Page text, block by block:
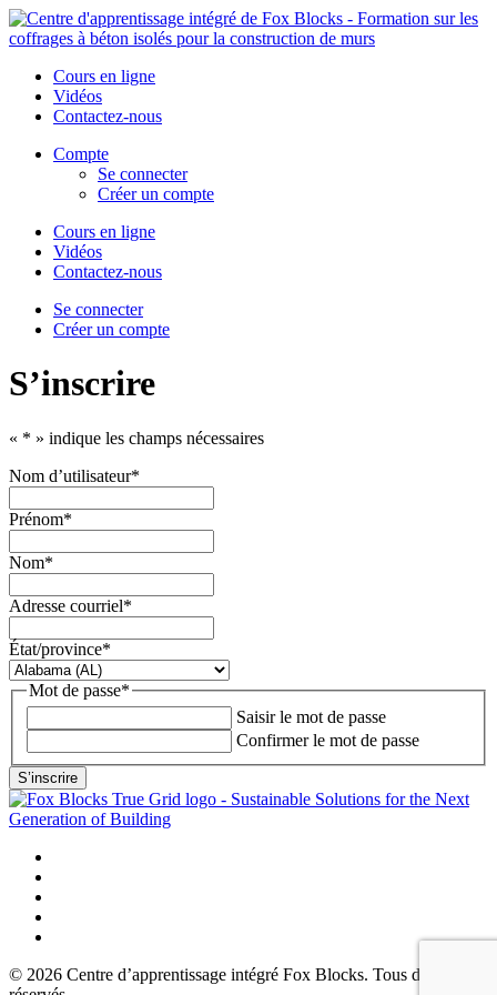
Cours en ligne
Vidéos
Contactez-nous
Compte
Se connecter
Créer un compte
Cours en ligne
Vidéos
Contactez-nous
Se connecter
Créer un compte
S’inscrire
« * » indique les champs nécessaires
Nom d’utilisateur*
Prénom*
Nom*
Adresse courriel*
État/province*
Mot de passe*
Saisir le mot de passe
Confirmer le mot de passe
© 2026 Centre d’apprentissage intégré Fox Blocks. Tous droits